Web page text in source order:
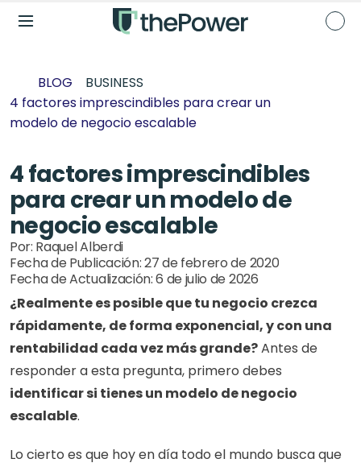
BLOG
BUSINESS
4 factores imprescindibles para crear un
modelo de negocio escalable
4 factores imprescindibles
para crear un modelo de
negocio escalable
Por: Raquel Alberdi
Fecha de Publicación: 27 de febrero de 2020
Fecha de Actualización: 6 de julio de 2026
¿Realmente es posible que tu negocio crezca
rápidamente, de forma exponencial, y con una
rentabilidad cada vez más grande? Antes de
identificar si tienes un modelo de negocio
escalable.
Lo cierto es que hoy en día todo el mundo busca que